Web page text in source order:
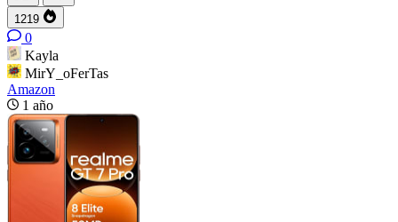
1219
0
Kayla
MirY_oFerTas
Amazon
1 año